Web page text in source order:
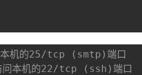
本机的25/tcp (smtp)端口
问本机的22/tcp (ssh)端口